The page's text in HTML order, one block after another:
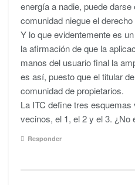
energía a nadie, puede
comunidad niegue el
Y lo que evidentemente es
la afirmación de que la
manos del usuario final la
es así, puesto que el titular
comunidad de propietarios.
La ITC define tres
vecinos, el 1, el 2 y el 3. ¿No
Responder